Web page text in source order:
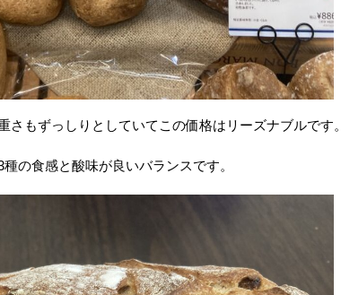
さもずっしりとしていてこの価格はリーズナブルです。
の食感と酸味が良いバランスです。